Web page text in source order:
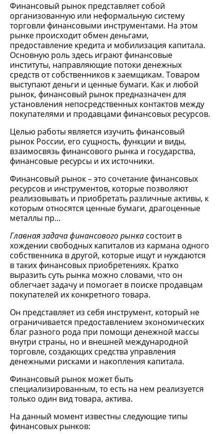
Финансовый рынок представляет собой
организованную или неформальную систему
торговли финансовыми инструментами. На этом
рынке происходит обмен деньгами,
предоставление кредита и мобилизация капитала.
Основную роль здесь играют финансовые
институты, направляющие потоки денежных
средств от собственников к заемщикам. Товаром
выступают деньги и ценные бумаги. Как и любой
рынок, финансовый рынок предназначен для
установления непосредственных контактов между
покупателями и продавцами финансовых ресурсов.
Целью работы является изучить финансовый
рынок России, его сущность, функции и виды,
взаимосвязь финансового рынка и государства,
финансовые ресурсы и их источники.
Финансовый рынок – это сочетание финансовых
ресурсов и инструментов, которые позволяют
реализовывать и приобретать различные активы, к
которым относятся ценные бумаги, драгоценные
металлы пр…
Главная задача финансового рынка состоит в
хождении свободных капиталов из кармана одного
собственника в другой, которые ищут и нуждаются
в таких финансовых приобретениях. Кратко
выразить суть рынка можно словами, что он
облегчает задачу и помогает в поиске продавцам
покупателей их конкретного товара.
Он представляет из себя инструмент, который не
ограничивается предоставлением экономических
благ разного рода при помощи денежной массы
внутри страны, но и внешней международной
торговле, создающих средства управления
денежными рисками и накопления капитала.
Финансовый рынок может быть
специализированным, то есть на нем реализуется
только один вид товара, актива.
На данный момент известны следующие типы
финансовых рынков: